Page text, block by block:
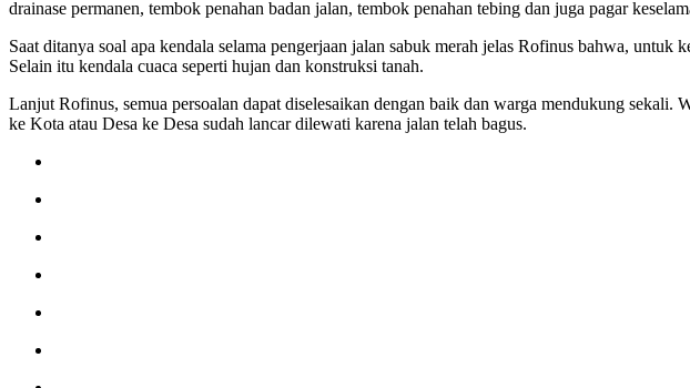
drainase permanen, tembok penahan badan jalan, tembok penahan tebing dan juga pagar
Saat ditanya soal apa kendala selama pengerjaan jalan sabuk merah jelas Rofinus bahwa,
Selain itu kendala cuaca seperti hujan dan konstruksi tanah.
Lanjut Rofinus, semua persoalan dapat diselesaikan dengan baik dan warga mendukung
ke Kota atau Desa ke Desa sudah lancar dilewati karena jalan telah bagus.